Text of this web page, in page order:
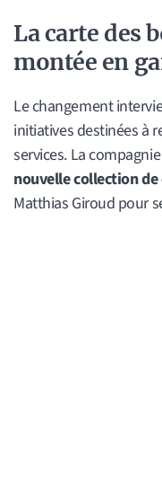
La carte des
montée en
Le changement
initiatives destinées à
services. La
nouvelle collection
Matthias Giroud pour